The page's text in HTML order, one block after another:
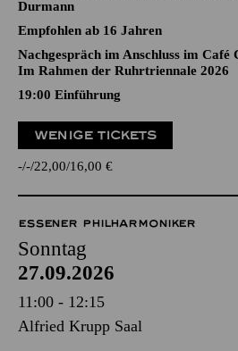
Durmann
Empfohlen ab 16 Jahren
Nachgespräch im Anschluss im Café
Im Rahmen der Ruhrtriennale 2026
19:00 Einführung
WENIGE TICKETS
- - 22,00 16,00 €
ESSENER PHILHARMONIKER
Sonntag
27.09.2026
11:00 - 12:15
Alfried Krupp Saal